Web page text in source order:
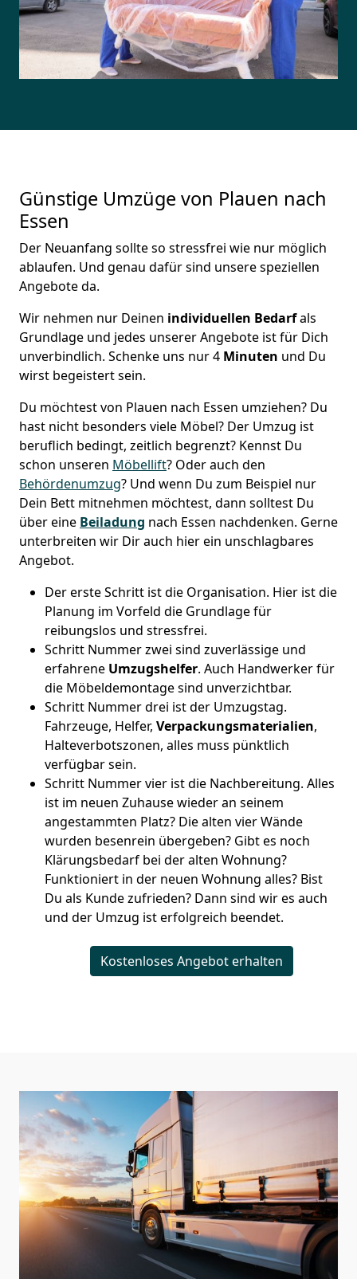
Günstige Umzüge von Plauen nach
Essen
Der Neuanfang sollte so stressfrei wie nur möglich
ablaufen. Und genau dafür sind unsere speziellen
Angebote da.
Wir nehmen nur Deinen individuellen Bedarfals
Grundlage und jedes unserer Angebote ist für Dich
unverbindlich. Schenke uns nur 4 Minuten und Du
wirst begeistert sein.
Du möchtest von Plauen nach Essen umziehen? Du
hast nicht besonders viele Möbel? Der Umzug ist
beruflich bedingt, zeitlich begrenzt? Kennst Du
schon unseren Möbellift? Oder auch den
Behördenumzug? Und wenn Du zum Beispiel nur
Dein Bett mitnehmen möchtest, dann solltest Du
über eine Beiladung nach Essen nachdenken. Gerne
unterbreiten wir Dir auch hier ein unschlagbares
Angebot.
Der erste Schritt ist die Organisation. Hier ist die
Planung im Vorfeld die Grundlage für
reibungslos und stressfrei.
Schritt Nummer zwei sind zuverlässige und
erfahrene Umzugshelfer. Auch Handwerker für
die Möbeldemontage sind unverzichtbar.
Schritt Nummer drei ist der Umzugstag.
Fahrzeuge, Helfer, Verpackungsmaterialien,
Halteverbotszonen, alles muss pünktlich
verfügbar sein.
Schritt Nummer vier ist die Nachbereitung. Alles
ist im neuen Zuhause wieder an seinem
angestammten Platz? Die alten vier Wände
wurden besenrein übergeben? Gibt es noch
Klärungsbedarf bei der alten Wohnung?
Funktioniert in der neuen Wohnung alles? Bist
Du als Kunde zufrieden? Dann sind wir es auch
und der Umzug ist erfolgreich beendet.
Kostenloses Angebot erhalten